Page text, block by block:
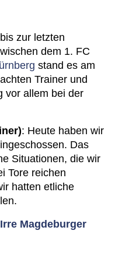
zur letzten
dem 1. FC
stand es am
Trainer und
vor allem bei der
: Heute haben wir
Das
Situationen, die wir
Tore reichen
hatten etliche
Magdeburger